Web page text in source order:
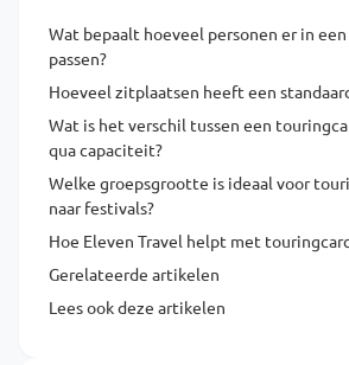
Wat bepaalt hoeveel personen er in
passen?
Hoeveel zitplaatsen heeft een
Wat is het verschil tussen een
qua capaciteit?
Welke groepsgrootte is ideaal voor
naar festivals?
Hoe Eleven Travel helpt met
Gerelateerde artikelen
Lees ook deze artikelen